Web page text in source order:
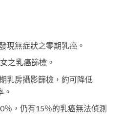
現無症狀之零期乳癌。
之乳癌篩檢。
乳房攝影篩檢，約可降低
。
％，仍有15％的乳癌無法偵測